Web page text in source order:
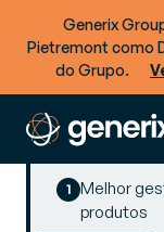
Generix
Pietremont como
do Grupo.
SUMMARY
Melhor
produtos